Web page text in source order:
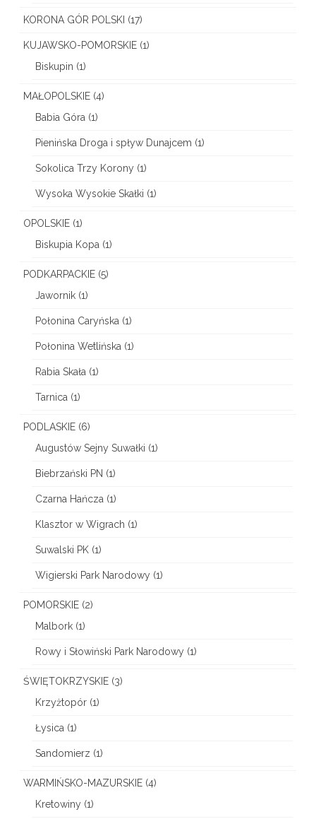
KORONA GÓR POLSKI (17)
KUJAWSKO-POMORSKIE (1)
Biskupin (1)
MAŁOPOLSKIE (4)
Babia Góra (1)
Pienińska Droga i spływ Dunajcem (1)
Sokolica Trzy Korony (1)
Wysoka Wysokie Skałki (1)
OPOLSKIE (1)
Biskupia Kopa (1)
PODKARPACKIE (5)
Jawornik (1)
Połonina Caryńska (1)
Połonina Wetlińska (1)
Rabia Skała (1)
Tarnica (1)
PODLASKIE (6)
Augustów Sejny Suwałki (1)
Biebrzański PN (1)
Czarna Hańcza (1)
Klasztor w Wigrach (1)
Suwalski PK (1)
Wigierski Park Narodowy (1)
POMORSKIE (2)
Malbork (1)
Rowy i Słowiński Park Narodowy (1)
ŚWIĘTOKRZYSKIE (3)
Krzyżtopór (1)
Łysica (1)
Sandomierz (1)
WARMIŃSKO-MAZURSKIE (4)
Kretowiny (1)